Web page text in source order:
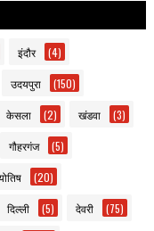
इंदौर (4)
उदयपुरा (150)
केसला (2) खंडवा (3)
गौहरगंज (5)
(20)
दिल्ली (5) देवरी (75)